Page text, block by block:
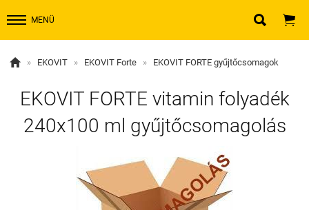
MENÜ  
 » EKOVIT » EKOVIT Forte » EKOVIT FORTE gyűjtőcsomagok
EKOVIT FORTE vitamin folyadék
240x100 ml gyűjtőcsomagolás